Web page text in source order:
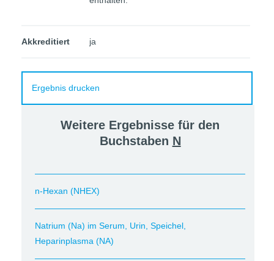
Akkreditiert ja
Ergebnis drucken
Weitere Ergebnisse für den
Buchstaben N
n-Hexan (NHEX)
Natrium (Na) im Serum, Urin, Speichel,
Heparinplasma (NA)